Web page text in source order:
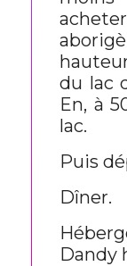
du lac
En, à
lac.
Puis
Dîner.
Dandy